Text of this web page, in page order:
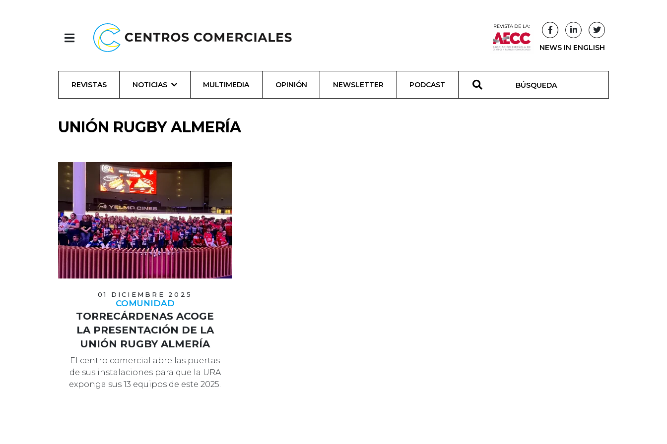
NEWS IN ENGLISH
REVISTAS NOTICIAS MULTIMEDIA OPINIÓN NEWSLETTER PODCAST
UNIÓN RUGBY ALMERÍA
01 DICIEMBRE 2025
COMUNIDAD
TORRECÁRDENAS ACOGE
LA PRESENTACIÓN DE LA
UNIÓN RUGBY ALMERÍA
El centro comercial abre las puertas
de sus instalaciones para que la URA
exponga sus 13 equipos de este 2025.